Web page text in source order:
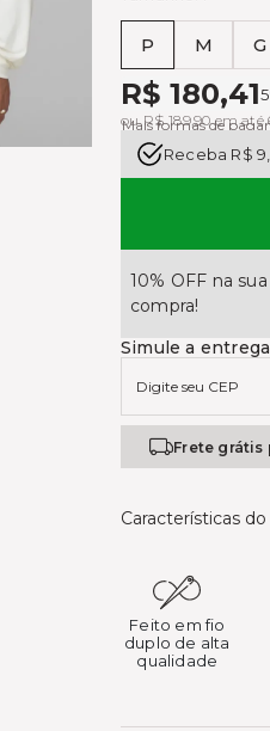
P M G
ou R$ 189,90 em até
R$ 180,41
Mais formas de
Receba R$
10% OFF na
compra!
Simule a
Frete grátis
Características
Feito em fio
duplo de alta
qualidade